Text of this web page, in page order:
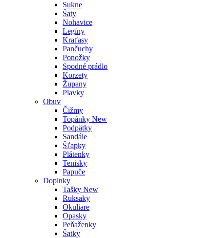
Sukne
Šaty
Nohavice
Legíny
Kraťasy
Pančuchy
Ponožky
Spodné prádlo
Korzety
Župany
Plavky
Obuv
Čižmy
Topánky New
Podpätky
Sandále
Šľapky
Plátenky
Tenisky
Papuče
Doplnky
Tašky New
Ruksaky
Okuliare
Opasky
Peňaženky
Šatky